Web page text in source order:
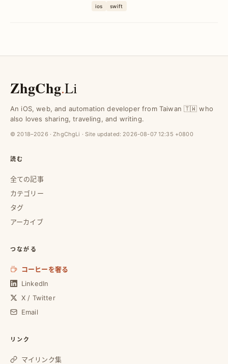
ios swift
ZhgChg.Li
An iOS, web, and automation developer from Taiwan 🇹🇼 who
also loves sharing, traveling, and writing.
© 2018–2026 · ZhgChgLi · Site updated: 2026-08-07 12:35 +0800
読む
全ての記事
カテゴリー
タグ
アーカイブ
つながる
コーヒーを奢る
LinkedIn
X / Twitter
Email
リンク
マイリンク集